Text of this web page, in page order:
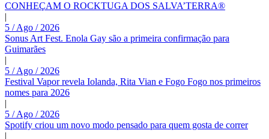
CONHEÇAM O ROCKTUGA DOS SALVA’TERRA®
|
5 / Ago / 2026
Sonus Art Fest. Enola Gay são a primeira confirmação para
Guimarães
|
5 / Ago / 2026
Festival Vapor revela Iolanda, Rita Vian e Fogo Fogo nos primeiros
nomes para 2026
|
5 / Ago / 2026
Spotify criou um novo modo pensado para quem gosta de correr
|